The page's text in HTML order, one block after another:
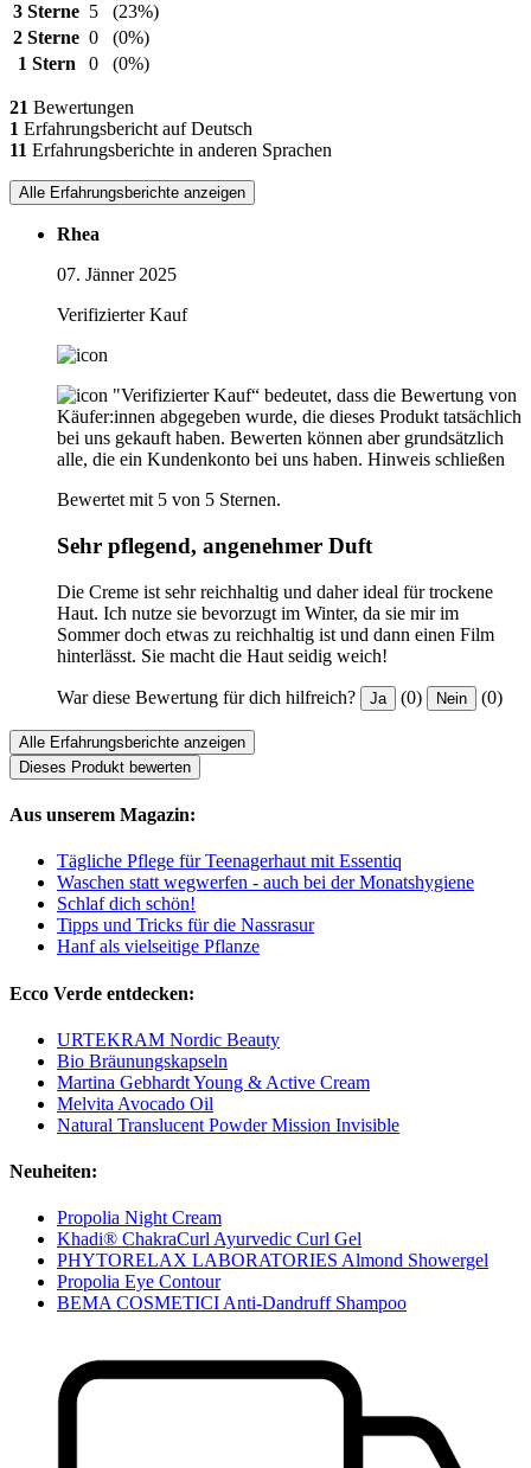
3 Sterne 5
(23%)
2 Sterne 0
(0%)
1 Stern
0 (0%)
21 Bewertungen
1 Erfahrungsbericht auf Deutsch
11 Erfahrungsberichte in anderen Sprachen
Alle Erfahrungsberichte anzeigen
Rhea
07. Jänner 2025
Verifizierter Kauf
"Verifizierter Kauf“ bedeutet, dass die Bewertung von
Käufer:innen abgegeben wurde, die dieses Produkt tatsächlich
bei uns gekauft haben. Bewerten können aber grundsätzlich
alle, die ein Kundenkonto bei uns haben. Hinweis schließen
Bewertet mit 5 von 5 Sternen.
Sehr pflegend, angenehmer Duft
Die Creme ist sehr reichhaltig und daher ideal für trockene
Haut. Ich nutze sie bevorzugt im Winter, da sie mir im
Sommer doch etwas zu reichhaltig ist und dann einen Film
hinterlässt. Sie macht die Haut seidig weich!
War diese Bewertung für dich hilfreich? Ja (0) Nein (0)
Alle Erfahrungsberichte anzeigen
Dieses Produkt bewerten
Aus unserem Magazin:
Tägliche Pflege für Teenagerhaut mit Essentiq
Waschen statt wegwerfen - auch bei der Monatshygiene
Schlaf dich schön!
Tipps und Tricks für die Nassrasur
Hanf als vielseitige Pflanze
Ecco Verde entdecken:
URTEKRAM Nordic Beauty
Bio Bräunungskapseln
Martina Gebhardt Young & Active Cream
Melvita Avocado Oil
Natural Translucent Powder Mission Invisible
Neuheiten:
Propolia Night Cream
Khadi® ChakraCurl Ayurvedic Curl Gel
PHYTORELAX LABORATORIES Almond Showergel
Propolia Eye Contour
BEMA COSMETICI Anti-Dandruff Shampoo